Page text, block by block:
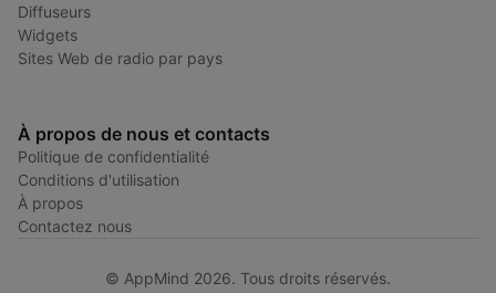
Diffuseurs
Widgets
Sites Web de radio par pays
À propos de nous et contacts
Politique de confidentialité
Conditions d'utilisation
À propos
Contactez nous
© AppMind 2026. Tous droits réservés.